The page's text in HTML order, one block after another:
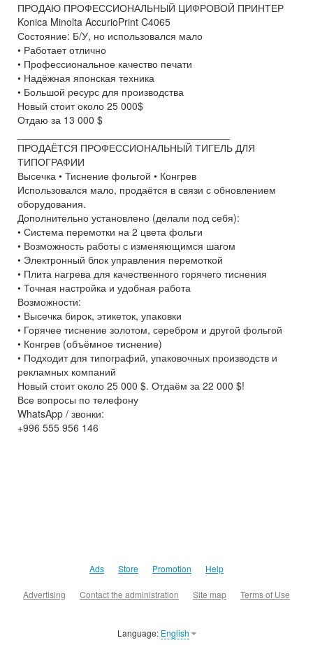
ПРОДАЮ ПРОФЕССИОНАЛЬНЫЙ ЦИФРОВОЙ ПРИНТЕР
Konica Minolta AccurioPrint C4065
Состояние: Б/У, но использовался мало
• Работает отлично
• Профессиональное качество печати
• Надёжная японская техника
• Большой ресурс для производства
Новый стоит около 25 000$
Отдаю за 13 000 $
ПРОДАЁТСЯ ПРОФЕССИОНАЛЬНЫЙ ТИГЕЛЬ ДЛЯ
ТИПОГРАФИИ
Высечка • Тиснение фольгой • Конгрев
Использовался мало, продаётся в связи с обновлением
оборудования.
Дополнительно установлено (делали под себя):
• Система перемотки на 2 цвета фольги
• Возможность работы с изменяющимся шагом
• Электронный блок управления перемоткой
• Плита нагрева для качественного горячего тиснения
• Точная настройка и удобная работа
Возможности:
• Высечка бирок, этикеток, упаковки
• Горячее тиснение золотом, серебром и другой фольгой
• Конгрев (объёмное тиснение)
• Подходит для типографий, упаковочных производств и
рекламных компаний
Новый стоит около 25 000 $. Отдаём за 22 000 $!
Все вопросы по телефону
WhatsApp / звонки:
+996 555 956 146
Ads Store Promotion Help
Advertising Contact the administration Site map Terms of Use
Language: English